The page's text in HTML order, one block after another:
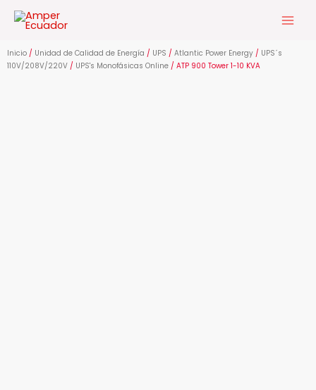
contenido
Inicio / Unidad de Calidad de Energía / UPS / Atlantic Power Energy / UPS´s
110V/208V/220V / UPS's Monofásicas Online / ATP 900 Tower 1-10 KVA